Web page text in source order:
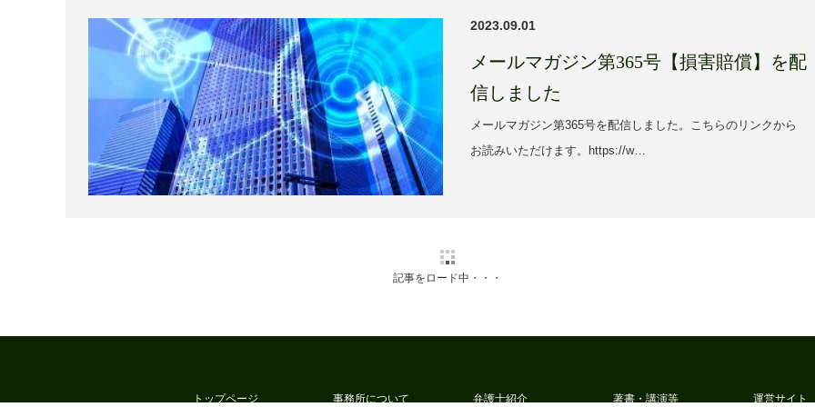
2023.09.01
メールマガジン第365号【損害賠償】を配
信しました
メールマガジン第365号を配信しました。こちらのリンクから
お読みいただけます。https://w…
記事をロード中・・・
トップページ 事務所について 弁護士紹介 著書・講演等 運営サイト